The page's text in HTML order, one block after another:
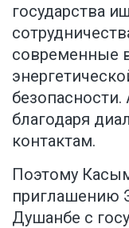
государства
современные
благодаря
контактам.
Поэтому
приглашению
Душанбе с